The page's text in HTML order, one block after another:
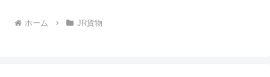
ホーム JR貨物